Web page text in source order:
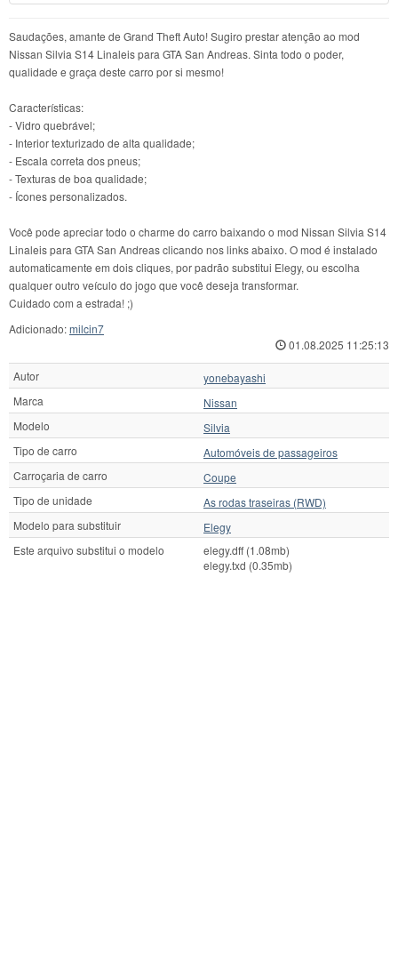
Saudações, amante de Grand Theft Auto! Sugiro prestar atenção ao mod
Nissan Silvia S14 Linaleis para GTA San Andreas. Sinta todo o poder,
qualidade e graça deste carro por si mesmo!
Características:
- Vidro quebrável;
- Interior texturizado de alta qualidade;
- Escala correta dos pneus;
- Texturas de boa qualidade;
- Ícones personalizados.
Você pode apreciar todo o charme do carro baixando o mod Nissan Silvia S14
Linaleis para GTA San Andreas clicando nos links abaixo. O mod é instalado
automaticamente em dois cliques, por padrão substitui Elegy, ou escolha
qualquer outro veículo do jogo que você deseja transformar.
Cuidado com a estrada! ;)
Adicionado:milcin7
01.08.2025 11:25:13
Autor
yonebayashi
Marca
Nissan
Modelo
Silvia
Tipo de carro
Automóveis de passageiros
Carroçaria de carro
Coupe
Tipo de unidade
As rodas traseiras (RWD)
Modelo para substituir
Elegy
Este arquivo substitui o modelo
elegy.dff (1.08mb)
elegy.txd (0.35mb)